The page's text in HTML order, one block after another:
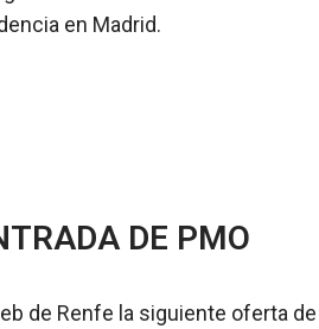
en Madrid.
DE PMO
de Renfe la siguiente oferta de